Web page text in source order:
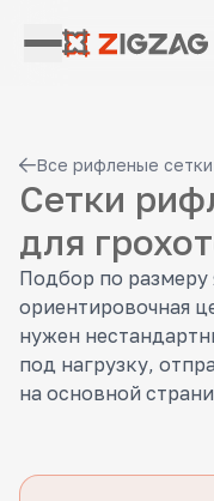
Все рифленые сетки
Сетки
для
Подбор по размеру
ориентировочная
нужен
под нагрузку,
на основной